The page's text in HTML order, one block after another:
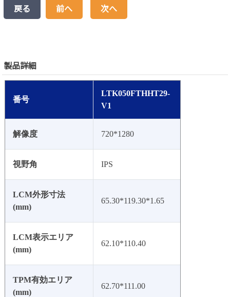
戻る 前へ 次へ
製品詳細
番号
LTK050FTHHT29-
V1
解像度 720*1280
視野角 IPS
LCM外形寸法
(mm)
65.30*119.30*1.65
LCM表示エリア
(mm)
62.10*110.40
TPM有効エリア
(mm)
62.70*111.00